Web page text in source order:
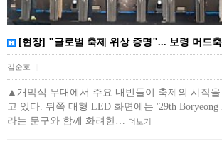
[현장] "글로벌 축제 위상 증명"... 보령 머드
김준호
▲개막식 무대에서 주요 내빈들이 축제의 시작
고 있다. 뒤쪽 대형 LED 화면에는 '29th Boryeong
라는 문구와 함께 화려한… 더보기